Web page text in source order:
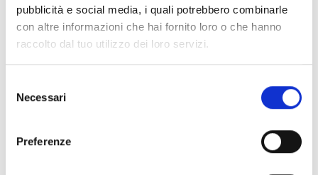
pubblicità e social media, i quali potrebbero combinarle
con altre informazioni che hai fornito loro o che hanno
raccolto dal tuo utilizzo dei loro servizi.
delNecessari
Preferenze
richiedere offerta